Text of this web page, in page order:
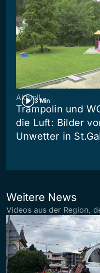
3 Min
Aktuell
Trampolin und
die Luft: Bilder
Unwetter in
Weitere News
Videos aus der Region,